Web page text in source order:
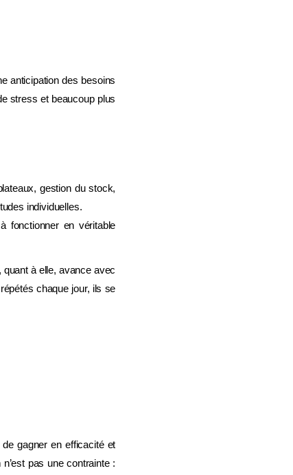
anticipation des besoins
stress et beaucoup plus
gestion du stock,
individuelles.
fonctionner en véritable
quant à elle, avance avec
chaque jour, ils se
gagner en efficacité et
pas une contrainte :